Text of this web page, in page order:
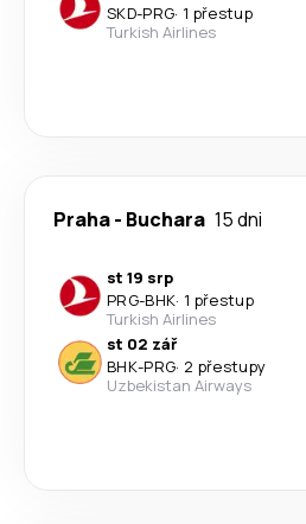
SKD-PRG· 1 přestup
Turkish Airlines
Praha- Buchara 15 dni
st 19 srp
PRG-BHK· 1 přestup
Turkish Airlines
st 02 zář
BHK-PRG· 2 přestupy
Uzbekistan Airways